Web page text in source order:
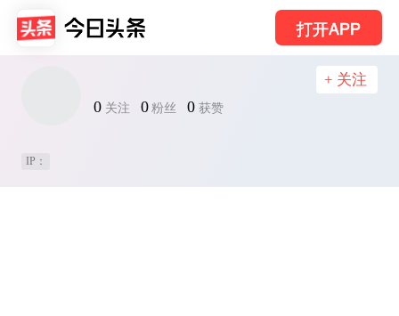
打开APP
0 关注 0 粉丝 0 获赞
+ 关注
IP：